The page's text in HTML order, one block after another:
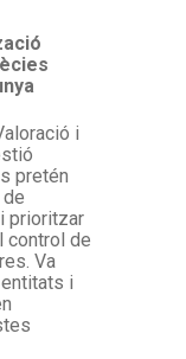
i
pretén
prioritzar
control de
Va
i